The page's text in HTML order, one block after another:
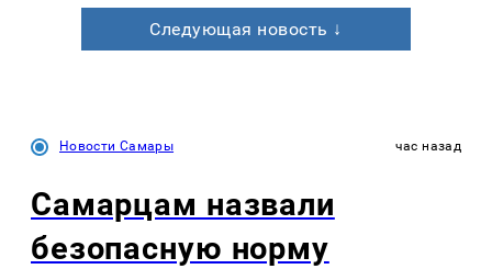
Следующая новость ↓
Новости Самары час назад
Самарцам назвали
безопасную норму